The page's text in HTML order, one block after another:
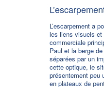
L’escarpement a
les liens visuels et
commerciale
Paul et la berge
séparées par un
cette optique, le
présentement peu
en plateaux de